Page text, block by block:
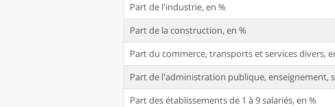
Part de l'industrie, en %
Part de la construction, en %
Part du commerce, transports et services divers,
Part de l'administration publique, enseignement,
Part des établissements de 1 à 9 salariés, en %